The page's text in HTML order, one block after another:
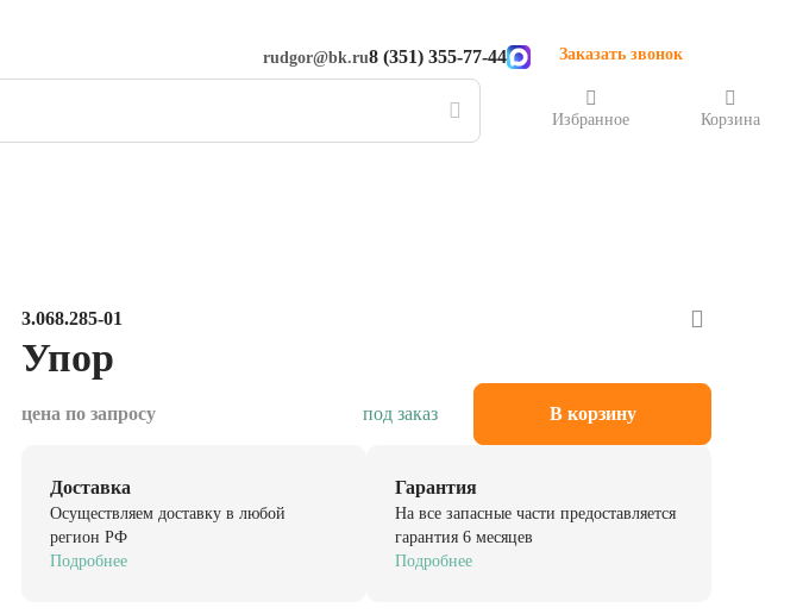
rudgor@bk.ru8 (351) 355-77-44 Заказать звонок
Избранное Корзина
3.068.285-01
Упор
цена по запросу под заказ В корзину
Доставка
Осуществляем доставку в любой
регион РФ
Подробнее
Гарантия
На все запасные части предоставляется
гарантия 6 месяцев
Подробнее